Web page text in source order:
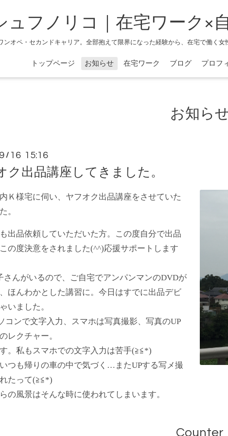
ュフノリコ｜在宅ワーク×
ンオペ・セカンドキャリア。全部抱えて限界になった経験から、在宅で働く
トップページ お知らせ 在宅ワーク ブログ プロフ
お知ら
/ 16 15:16
ク出品講座してきました。
Ｋ様宅に伺い、ヤフオク出品講座をさせていた
。
出品依頼していただいた方。この度自分で出品
の度決意をされました(^^)応援サポートします
さんがいるので、ご自宅でアンパンマンのDVDが
ほんわかとした講習に。今日はすでに出品デビ
いました。
コンで文字入力、スマホは写真撮影、写真のUP
レクチャー。
。私もスマホでの文字入力は苦手(≧≦*)
つも帰りの車の中で気づく…またUPする写メ撮
たって(≧≦*)
の風景はそんな時に使われてしまいます。
Counter